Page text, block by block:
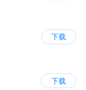
下载
下载